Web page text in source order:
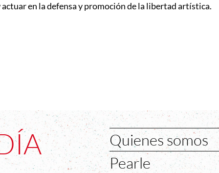
en la defensa y promoción de la libertad artística.
Quienes somos
Pearle